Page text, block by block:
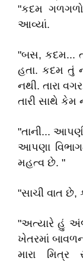
"કદમ
આવ્યાં.
"બસ, કદમ...
હતા. કદમ તું
નથી. તારા
તારી સાથે
"તાની...
આપણા
મહત્વ છે. "
"સાચી વાત
"અત્યારે હું
ખેતરમાં
મારા મિત્ર